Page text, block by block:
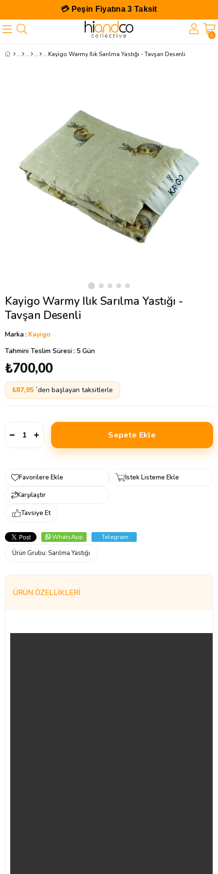
💳 Peşin Fiyatına 3 Taksit
0
Kayigo Warmy Ilık Sarılma Yastığı - Tavşan Desenli
Kayigo Warmy Ilık Sarılma Yastığı -
Tavşan Desenli
Marka: Kayigo
Tahmini Teslim Süresi: 5 Gün
₺700,00
₺87,95 `den başlayan taksitlerle
Favorilere Ekle
İstek Listeme Ekle
Karşılaştır
Tavsiye Et
WhatsApp
Telegram
Ürün Grubu: Sarılma Yastığı
ÜRÜN ÖZELLIKLERI